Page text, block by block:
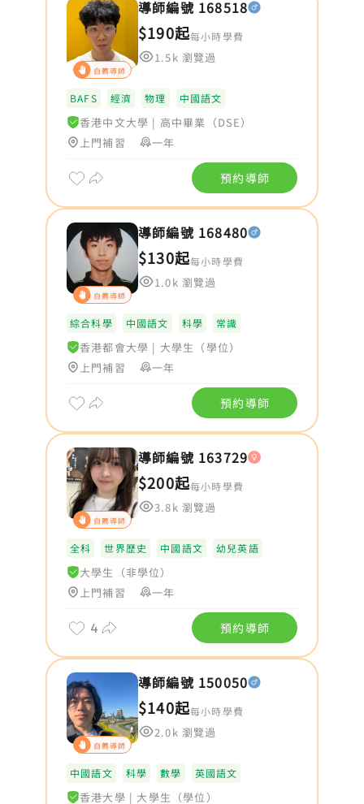
自薦導師
導師編號 168518
$190起每小時學費
1.5k 瀏覽過
BAFS 經濟 物理 中國語文
香港中文大學 | 高中畢業（DSE）
上門補習
一年
預約導師
自薦導師
導師編號 168480
$130起每小時學費
1.0k 瀏覽過
綜合科學 中國語文 科學 常識
香港都會大學 | 大學生（學位）
上門補習
一年
預約導師
自薦導師
導師編號 163729
$200起每小時學費
3.8k 瀏覽過
全科 世界歷史 中國語文 幼兒英語
大學生（非學位）
上門補習
一年
4 預約導師
自薦導師
導師編號 150050
$140起每小時學費
2.0k 瀏覽過
中國語文 科學 數學 英國語文
香港大學 | 大學生（學位）